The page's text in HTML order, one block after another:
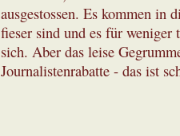
ausgestossen. Es kommen in
fieser sind und es für
sich. Aber das leise
Journalistenrabatte - das ist